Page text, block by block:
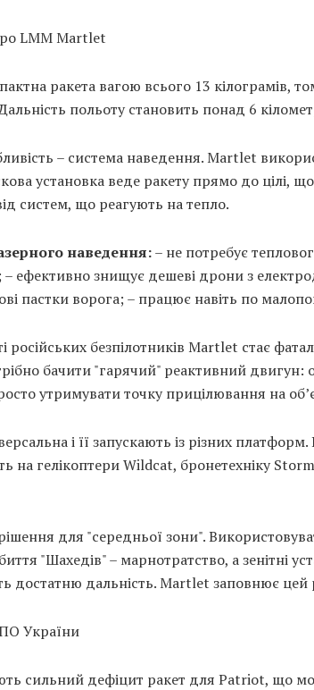
LMM Martlet
ракета вагою всього 13 кілограмів,
польоту становить понад 6
– система наведення. Martlet
установка веде ракету прямо до цілі,
систем, що реагують на тепло.
наведення:– не потребує
– ефективно знищує дешеві дрони з
пастки ворога; – працює навіть по
російських безпілотників Martlet стає
бачити "гарячий" реактивний двигун:
утримувати точку прицілювання на
і її запускають із різних платформ.
на гелікоптери Wildcat, бронетехніку
для "середньої зони".
"Шахедів" – марнотратство, а зенітні
достатню дальність. Martlet заповнює цей
України
сильний дефіцит ракет для Patriot, що